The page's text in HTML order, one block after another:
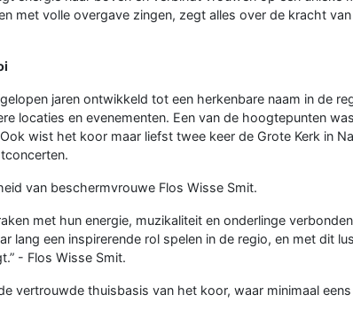
met volle overgave zingen, zegt alles over de kracht
jaren ontwikkeld tot een herkenbare naam in de
locaties en evenementen. Een van de hoogtepunten
wist het koor maar liefst twee keer de Grote Kerk in
van beschermvrouwe Flos Wisse Smit.
met hun energie, muzikaliteit en onderlinge
lang een inspirerende rol spelen in de regio, en met dit
- Flos Wisse Smit.
vertrouwde thuisbasis van het koor, waar minimaal